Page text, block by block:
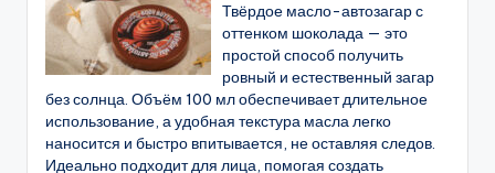
Твёрдое масло-автозагар с
оттенком шоколада — это
простой способ получить
ровный и естественный загар
без солнца. Объём 100 мл обеспечивает длительное
использование, а удобная текстура масла легко
наносится и быстро впитывается, не оставляя следов.
Идеально подходит для лица, помогая создать